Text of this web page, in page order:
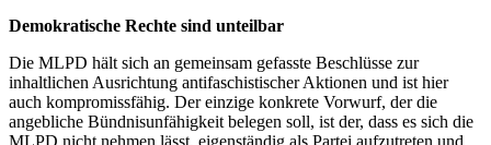
Demokratische Rechte sind unteilbar
Die MLPD hält sich an gemeinsam gefasste Beschlüsse zur
inhaltlichen Ausrichtung antifaschistischer Aktionen und ist hier
auch kompromissfähig. Der einzige konkrete Vorwurf, der die
angebliche Bündnisunfähigkeit belegen soll, ist der, dass es sich die